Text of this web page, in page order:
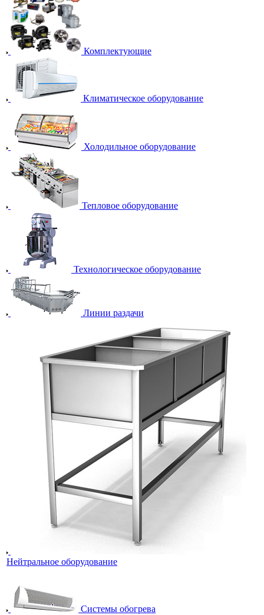
Комплектующие
Климатическое оборудование
Холодильное оборудование
Тепловое оборудование
Технологическое оборудование
Линии раздачи
Нейтральное оборудование
Системы обогрева